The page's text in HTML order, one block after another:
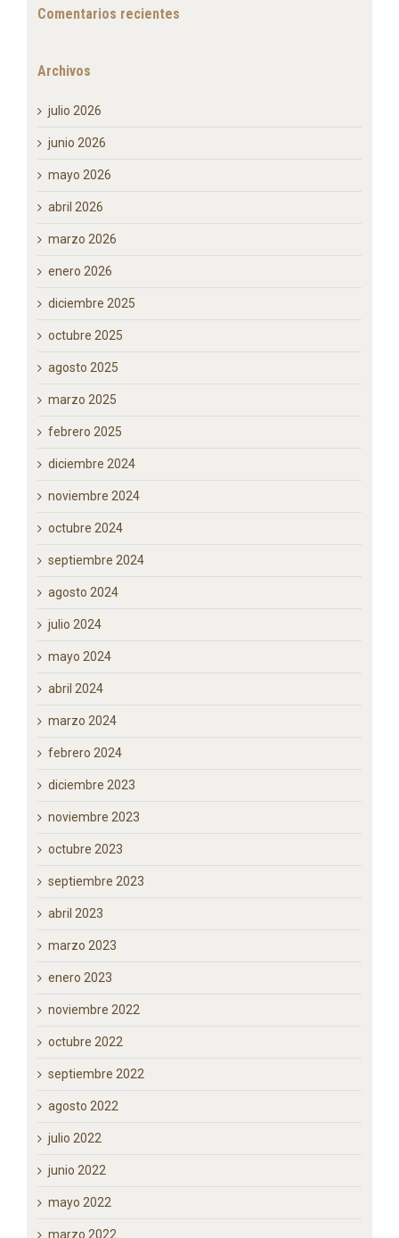
Archivos
julio 2026
junio 2026
mayo 2026
abril 2026
marzo 2026
enero 2026
diciembre 2025
octubre 2025
agosto 2025
marzo 2025
febrero 2025
diciembre 2024
noviembre 2024
octubre 2024
septiembre 2024
agosto 2024
julio 2024
mayo 2024
abril 2024
marzo 2024
febrero 2024
diciembre 2023
noviembre 2023
octubre 2023
septiembre 2023
abril 2023
marzo 2023
enero 2023
noviembre 2022
octubre 2022
septiembre 2022
agosto 2022
julio 2022
junio 2022